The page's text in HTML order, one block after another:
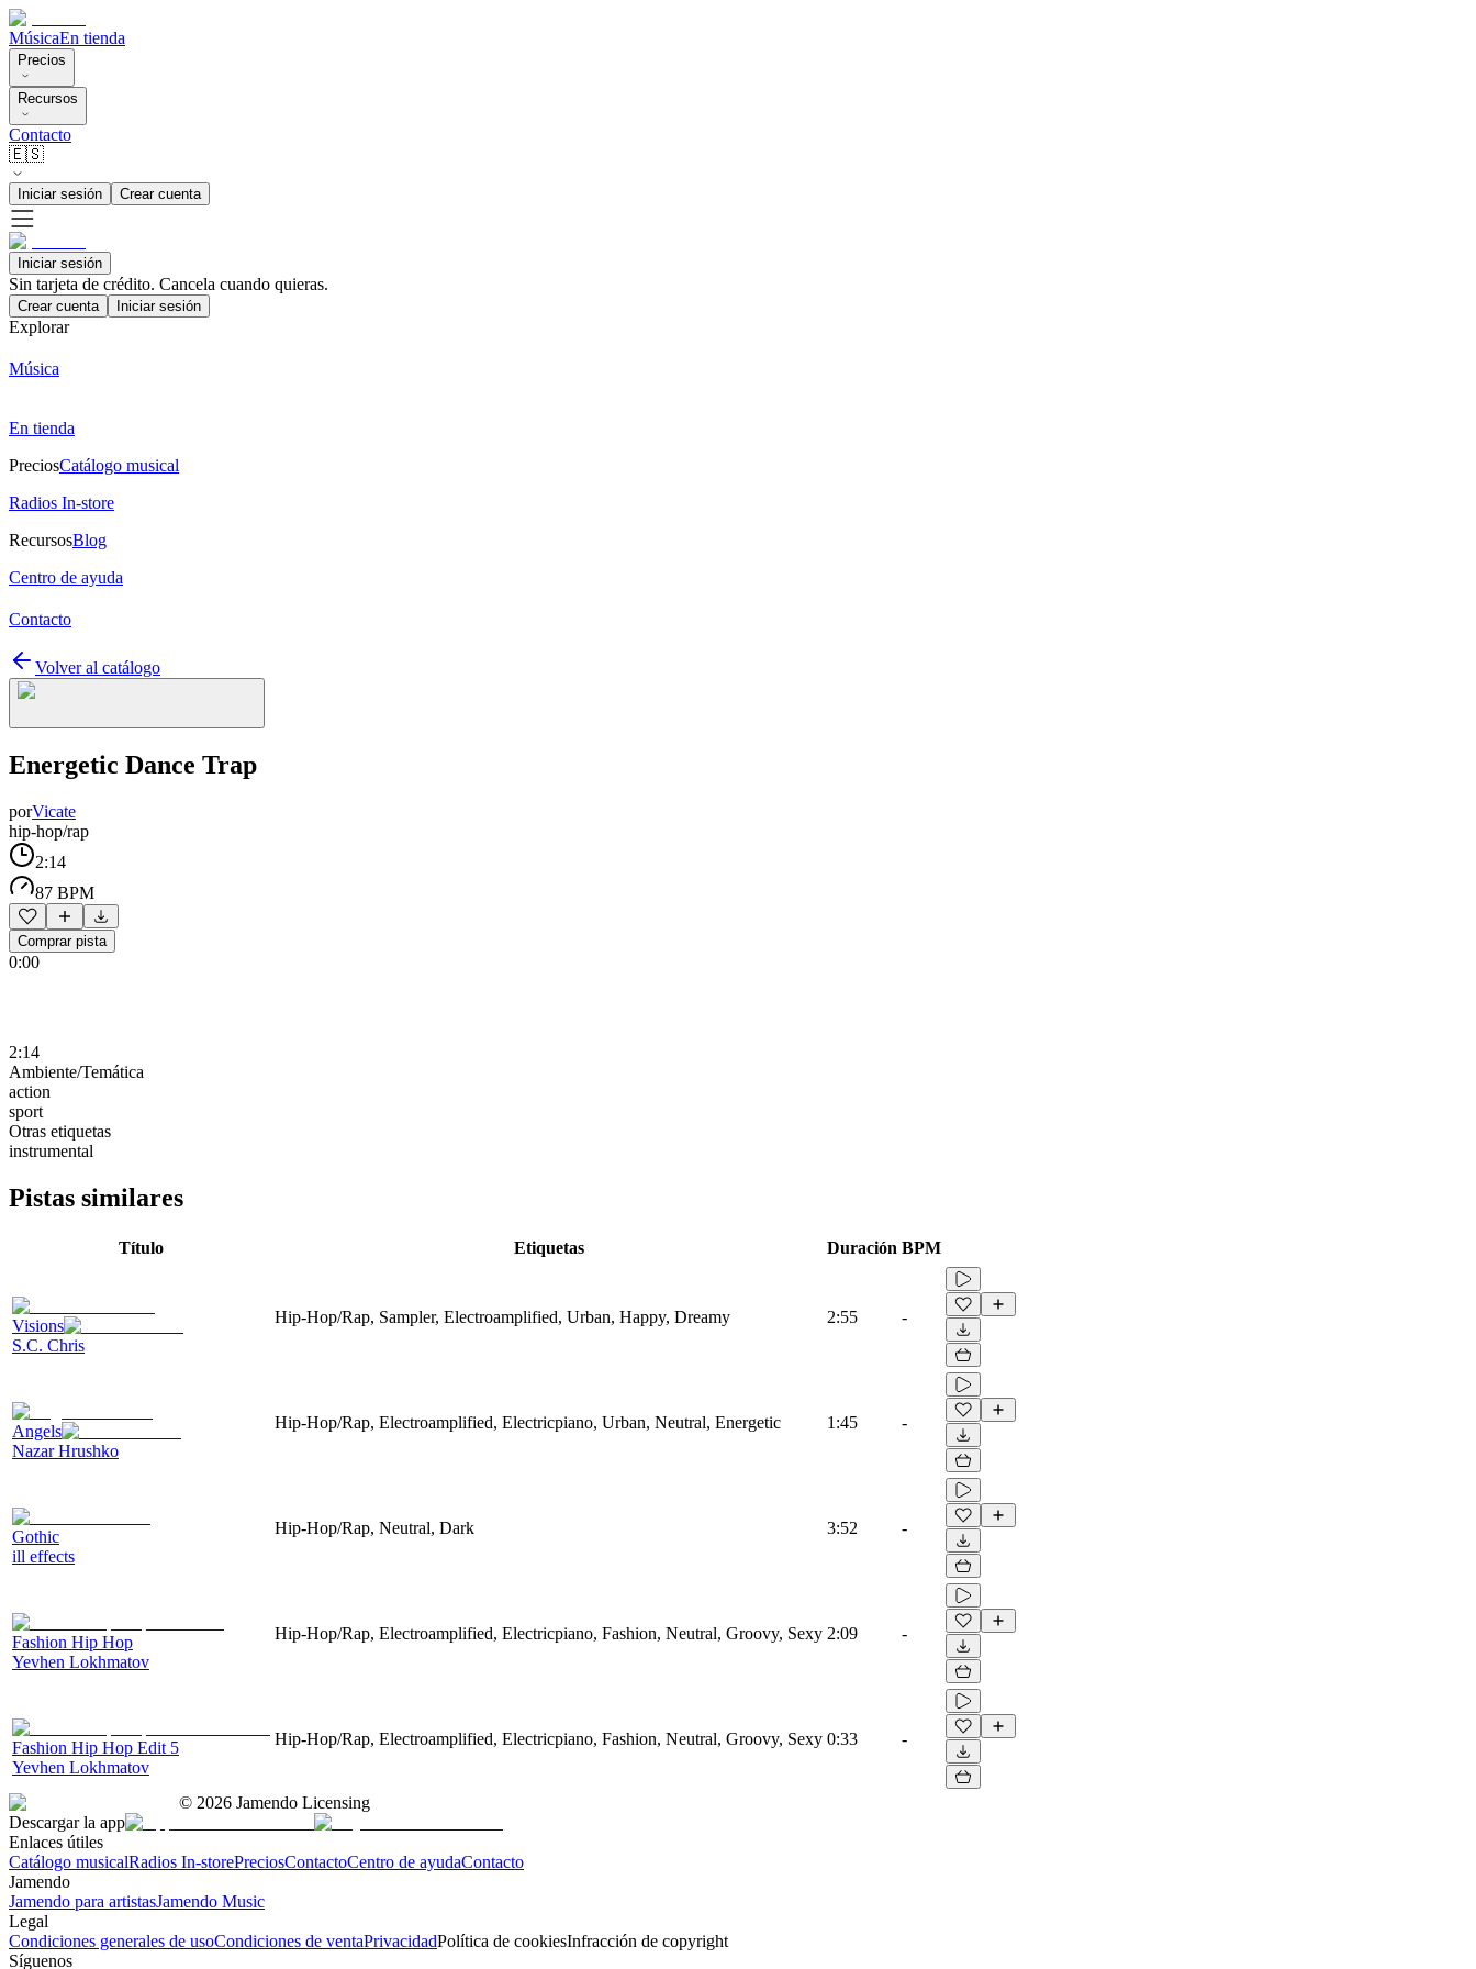
MúsicaEn tienda
Precios
Recursos
Contacto
🇪🇸
Iniciar sesión Crear cuenta
Iniciar sesión
Sin tarjeta de crédito. Cancela cuando quieras.
Crear cuenta Iniciar sesión
Explorar
Música
En tienda
PreciosCatálogo musical
Radios In-store
RecursosBlog
Centro de ayuda
Contacto
Volver al catálogo
Energetic Dance Trap
porVicate
hip-hop/rap
2:14
87 BPM
Comprar pista
0:00
2:14
Ambiente/Temática
action
sport
Otras etiquetas
instrumental
Pistas similares
Título Etiquetas Duración BPM
Visions
S.C. Chris
Hip-Hop/Rap, Sampler, Electroamplified, Urban, Happy, Dreamy 2:55 -
Angels
Nazar Hrushko
Hip-Hop/Rap, Electroamplified, Electricpiano, Urban, Neutral, Energetic 1:45 -
Gothic
ill effects
Hip-Hop/Rap, Neutral, Dark 3:52 -
Fashion Hip Hop
Yevhen Lokhmatov
Hip-Hop/Rap, Electroamplified, Electricpiano, Fashion, Neutral, Groovy, Sexy 2:09 -
Fashion Hip Hop Edit 5
Yevhen Lokhmatov
Hip-Hop/Rap, Electroamplified, Electricpiano, Fashion, Neutral, Groovy, Sexy 0:33 -
© 2026 Jamendo Licensing
Descargar la app
Enlaces útiles
Catálogo musicalRadios In-storePreciosContactoCentro de ayudaContacto
Jamendo
Jamendo para artistasJamendo Music
Legal
Condiciones generales de usoCondiciones de ventaPrivacidadPolítica de cookiesInfracción de copyright
Síguenos